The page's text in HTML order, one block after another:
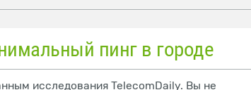
пинг в городе
исследования TelecomDaily. Вы не